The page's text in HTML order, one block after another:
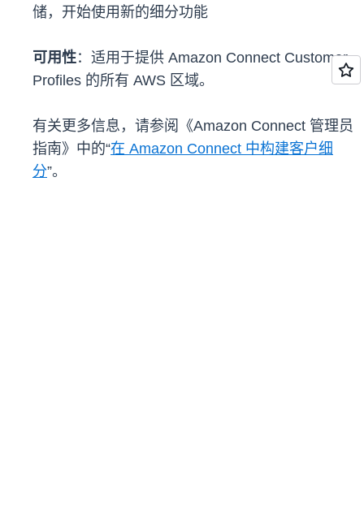
储，开始使用新的细分功能
可用性：适用于提供 Amazon Connect Customer
Profiles 的所有 AWS 区域。
有关更多信息，请参阅《Amazon Connect 管理员
指南》中的“在 Amazon Connect 中构建客户细
分”。